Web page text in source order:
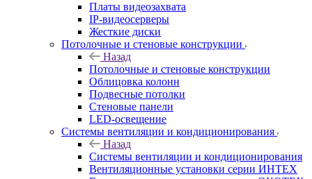
Платы видеозахвата
IP-видеосерверы
Жесткие диски
Потолочные и стеновые конструкции
Назад
Потолочные и стеновые конструкции
Облицовка колонн
Подвесные потолки
Стеновые панели
LED-освещение
Системы вентиляции и кондиционирования
Назад
Системы вентиляции и кондиционирования
Вентиляционные установки серии ИНТЕХ